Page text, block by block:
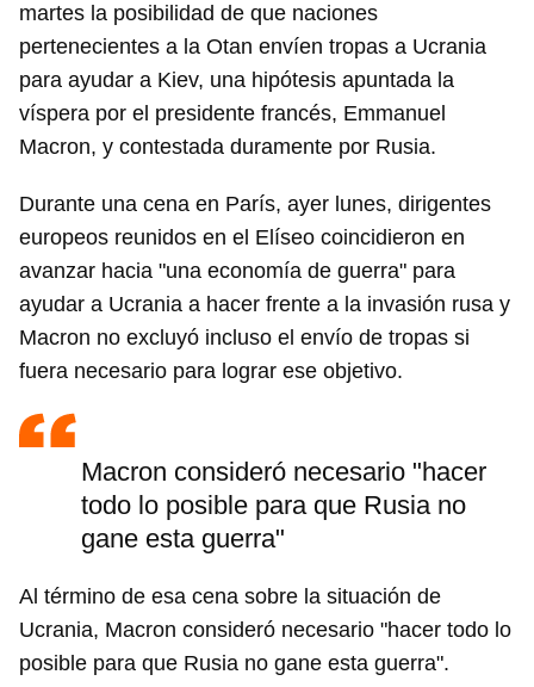
martes la posibilidad de que naciones
pertenecientes a la Otan envíen tropas a Ucrania
para ayudar a Kiev, una hipótesis apuntada la
víspera por el presidente francés, Emmanuel
Macron, y contestada duramente por Rusia.
Durante una cena en París, ayer lunes, dirigentes
europeos reunidos en el Elíseo coincidieron en
avanzar hacia "una economía de guerra" para
ayudar a Ucrania a hacer frente a la invasión rusa y
Macron no excluyó incluso el envío de tropas si
fuera necesario para lograr ese objetivo.
Macron consideró necesario "hacer
todo lo posible para que Rusia no
gane esta guerra"
Al término de esa cena sobre la situación de
Ucrania, Macron consideró necesario "hacer todo lo
posible para que Rusia no gane esta guerra".